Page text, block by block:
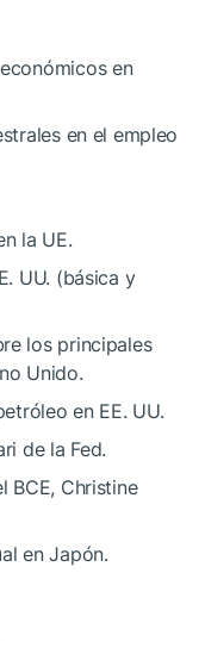
en
en el empleo
la UE.
UU. (básica y
los principales
Unido.
en EE. UU.
de la Fed.
BCE, Christine
en Japón.